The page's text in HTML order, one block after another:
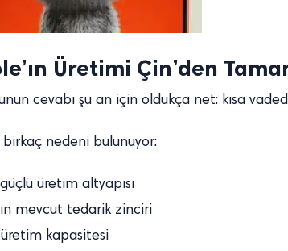
Üretimi Çin’den
cevabı şu an için oldukça net: kısa
birkaç nedeni bulunuyor:
üretim altyapısı
mevcut tedarik zinciri
kapasitesi